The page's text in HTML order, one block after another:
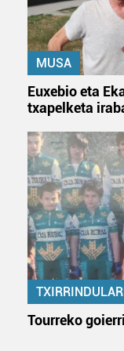
MUSA
Euxebio eta
txapelketa
Tourreko